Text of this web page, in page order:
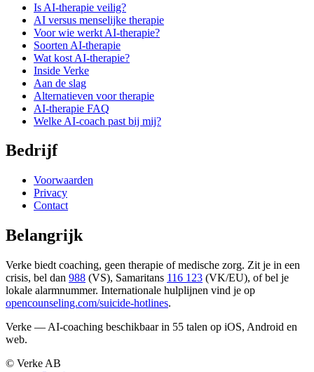
Is AI-therapie veilig?
AI versus menselijke therapie
Voor wie werkt AI-therapie?
Soorten AI-therapie
Wat kost AI-therapie?
Inside Verke
Aan de slag
Alternatieven voor therapie
AI-therapie FAQ
Welke AI-coach past bij mij?
Bedrijf
Voorwaarden
Privacy
Contact
Belangrijk
Verke biedt coaching, geen therapie of medische zorg. Zit je in een
crisis, bel dan 988 (VS), Samaritans 116 123 (VK/EU), of bel je
lokale alarmnummer. Internationale hulplijnen vind je op
opencounseling.com/suicide-hotlines.
Verke — AI-coaching beschikbaar in 55 talen op iOS, Android en
web.
© Verke AB